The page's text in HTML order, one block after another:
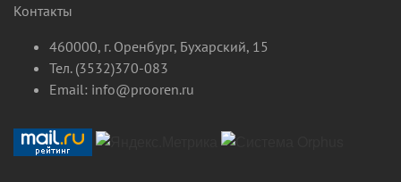
Контакты
460000, г. Оренбург, Бухарский, 15
Тел. (3532)370-083
Email: info@prooren.ru